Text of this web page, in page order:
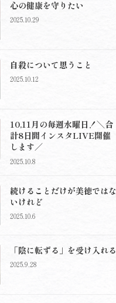
心の健康を守りたい
2025.10.29
自殺について思うこと
2025.10.12
10,11月の毎週水曜日！＼合
計8日間インスタLIVE開催
します／
2025.10.8
続けることだけが美徳ではな
いけれど
2025.10.6
「陰に転ずる」を受け入れる
2025.9.28